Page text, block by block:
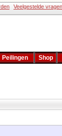
Veelgestelde vragen
Peilingen Shop